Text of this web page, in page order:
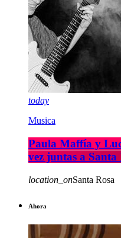
today
Musica
Paula Maffía y
vez juntas a Santa
location_onSanta Rosa
Ahora